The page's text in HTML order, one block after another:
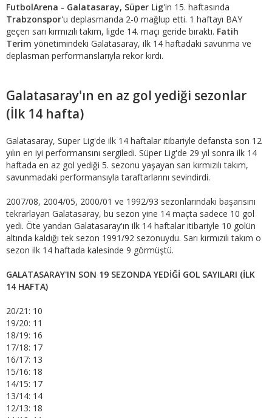
FutbolArena - Galatasaray, Süper Lig'in 15. haftasında
Trabzonspor'u deplasmanda 2-0 mağlup etti. 1 haftayı BAY
geçen sarı kırmızılı takım, ligde 14. maçı geride bıraktı. Fatih
Terim yönetimindeki Galatasaray, ilk 14 haftadaki savunma ve
deplasman performanslarıyla rekor kırdı.
Galatasaray'ın en az gol yediği sezonlar
(İlk 14 hafta)
Galatasaray, Süper Lig'de ilk 14 haftalar itibariyle defansta son 12
yılın en iyi performansını sergiledi. Süper Lig'de 29 yıl sonra ilk 14
haftada en az gol yediği 5. sezonu yaşayan sarı kırmızılı takım,
savunmadaki performansıyla taraftarlarını sevindirdi.
2007/08, 2004/05, 2000/01 ve 1992/93 sezonlarındaki başarısını
tekrarlayan Galatasaray, bu sezon yine 14 maçta sadece 10 gol
yedi. Öte yandan Galatasaray'ın ilk 14 haftalar itibariyle 10 golün
altında kaldığı tek sezon 1991/92 sezonuydu. Sarı kırmızılı takım o
sezon ilk 14 haftada kalesinde 9 görmüştü.
GALATASARAY'IN SON 19 SEZONDA YEDİĞİ GOL SAYILARI (İLK
14 HAFTA)
20/21: 10
19/20: 11
18/19: 16
17/18: 17
16/17: 13
15/16: 18
14/15: 17
13/14: 14
12/13: 18